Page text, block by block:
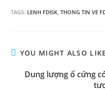
TAGS: LENH FDISK, THONG TIN VE
YOU MIGHT ALSO LIKE
Dung lượng ổ cứng